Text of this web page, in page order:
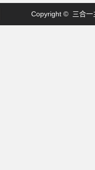
Copyright © 三合